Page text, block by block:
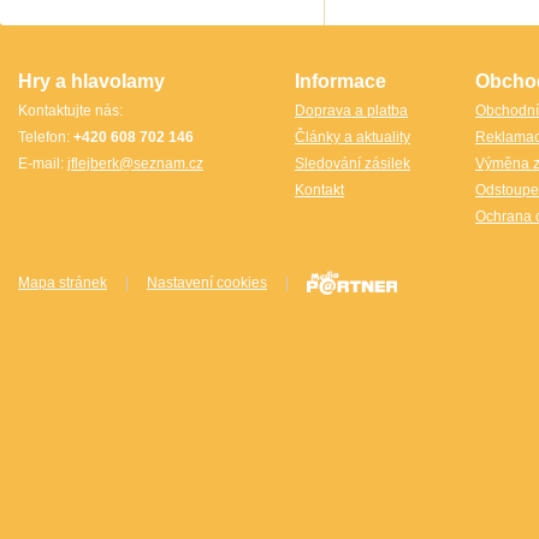
Hry a hlavolamy
Kontaktujte nás:
Telefon: +420 608 702 146
E-mail: jflejberk@seznam.cz
Informace
Doprava a platba
Články a aktuality
Sledování zásilek
Kontakt
Výměna
Ochrana
Mapa stránek Nastavení cookies